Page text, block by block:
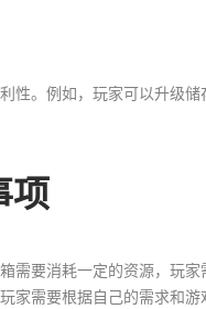
性。例如，玩家可以升级
项
需要消耗一定的资源，玩
需要根据自己的需求和